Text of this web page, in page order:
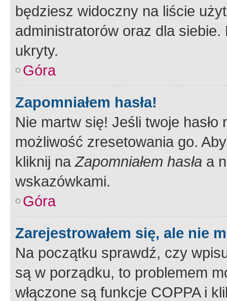
będziesz widoczny na liście
administratorów oraz dla
ukryty.
Góra
Zapomniałem hasła!
Nie martw się! Jeśli twoje
możliwość zresetowania go.
kliknij naZapomniałem hasła a
wskazówkami.
Góra
Zarejestrowałem się, ale nie
Na początku sprawdź, czy
są w porządku, to problemem
włączone są funkcje COPPA i